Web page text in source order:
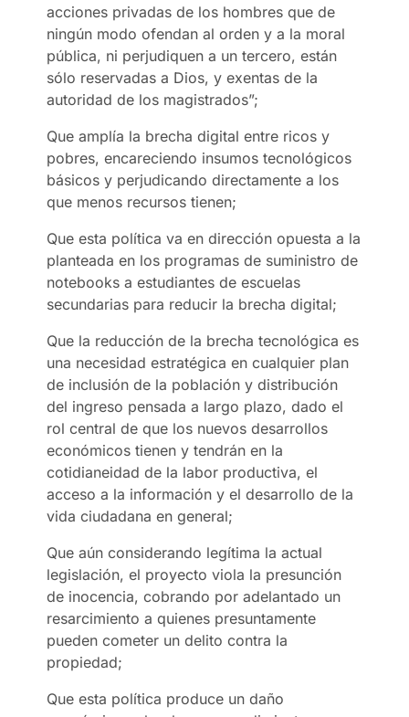
acciones privadas de los hombres que de
ningún modo ofendan al orden y a la moral
pública, ni perjudiquen a un tercero, están
sólo reservadas a Dios, y exentas de la
autoridad de los magistrados”;
Que amplía la brecha digital entre ricos y
pobres, encareciendo insumos tecnológicos
básicos y perjudicando directamente a los
que menos recursos tienen;
Que esta política va en dirección opuesta a la
planteada en los programas de suministro de
notebooks a estudiantes de escuelas
secundarias para reducir la brecha digital;
Que la reducción de la brecha tecnológica es
una necesidad estratégica en cualquier plan
de inclusión de la población y distribución
del ingreso pensada a largo plazo, dado el
rol central de que los nuevos desarrollos
económicos tienen y tendrán en la
cotidianeidad de la labor productiva, el
acceso a la información y el desarrollo de la
vida ciudadana en general;
Que aún considerando legítima la actual
legislación, el proyecto viola la presunción
de inocencia, cobrando por adelantado un
resarcimiento a quienes presuntamente
pueden cometer un delito contra la
propiedad;
Que esta política produce un daño